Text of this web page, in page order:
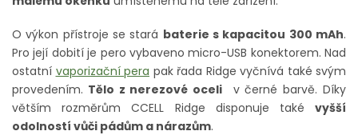
O výkon přístroje se stará baterie s kapacitou 300 mAh.
Pro její dobití je pero vybaveno micro-USB konektorem. Nad
ostatní vaporizační pera pak řada Ridge vyčnívá také svým
provedením. Tělo z nerezové oceli v černé barvě. Díky
větším rozměrům CCELL Ridge disponuje také vyšší
odolností vůči pádům a nárazům.